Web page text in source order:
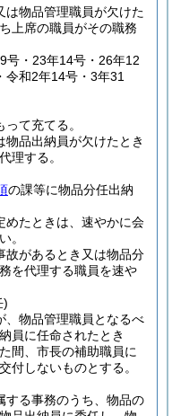
は物品管理職員が欠けた
上席の職員がその職務
号・23年14号・26年12
和2年14号・3年31
て充てる。
品出納員が欠けたとき
理する。
の課等に物品分任出納
めたときは、速やかに会
。
故があるとき又は物品分
を代理する職員を速や
)
、物品管理職員となるべ
員に任命されたとき
間、市長の補助職員に
付しないものとする。
する事務のうち、物品の